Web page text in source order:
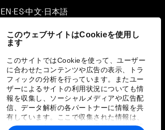
このウェブサイトはCookieを使用し
ます
このサイトではCookieを使って、ユーザー
に合わせたコンテンツや広告の表示、トラ
フィックの分析を行っています。またユー
ザーによるサイトの利用状況についても情
報を収集し、ソーシャルメディアや広告配
信、データ解析の各パートナーに情報を共
有しています。ここで収集された情報は、
ユーザーが各パートナーに提供した他の情
Jeremy Lin
Pandemics and Big Data:
Disrupting Transmissible
China's Millennials
China's Global Ambitions
EN ▪ES▪中文▪ 日本語